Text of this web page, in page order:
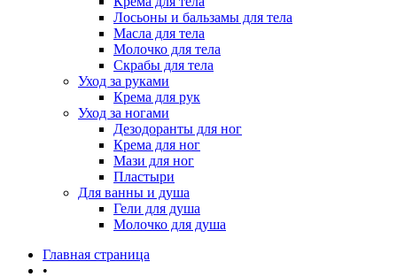
Лосьоны и бальзамы для тела
Масла для тела
Молочко для тела
Скрабы для тела
Уход за руками
Крема для рук
Уход за ногами
Дезодоранты для ног
Крема для ног
Мази для ног
Пластыри
Для ванны и душа
Гели для душа
Молочко для душа
Главная страница
•